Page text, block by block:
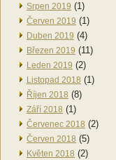
Srpen 2019 (1)
Červen 2019 (1)
Duben 2019 (4)
Březen 2019 (11)
Leden 2019 (2)
Listopad 2018 (1)
Říjen 2018 (8)
Září 2018 (1)
Červenec 2018 (2)
Červen 2018 (5)
Květen 2018 (2)